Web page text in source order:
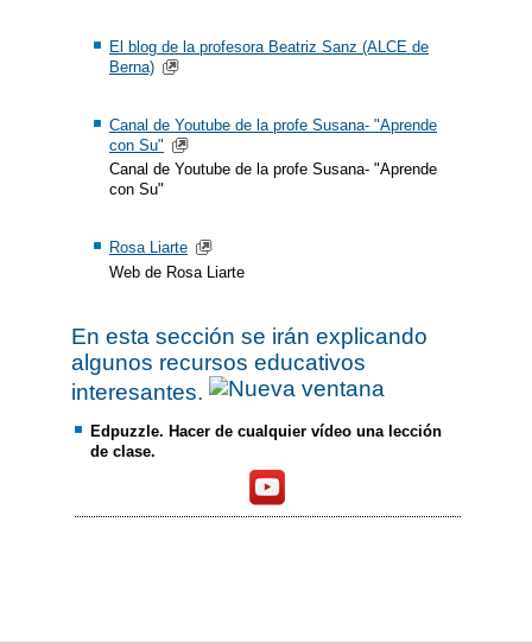
El blog de la profesora Beatriz Sanz (ALCE de
Berna)
Canal de Youtube de la profe Susana- "Aprende
con Su"
Canal de Youtube de la profe Susana- "Aprende
con Su"
Rosa Liarte
Web de Rosa Liarte
En esta sección se irán explicando
algunos recursos educativos
interesantes.
Edpuzzle. Hacer de cualquier vídeo una lección
de clase.